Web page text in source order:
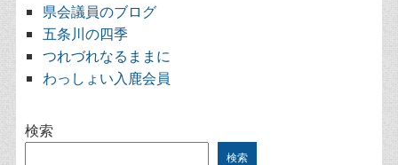
県会議員のブログ
五条川の四季
つれづれなるままに
わっしょい入鹿会員
検索
検索